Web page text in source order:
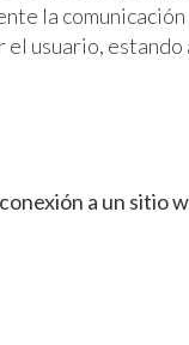
la
usuario,
a un sitio